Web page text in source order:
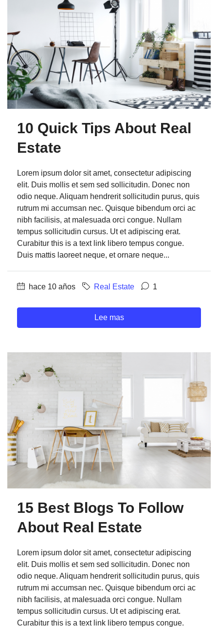
10 Quick Tips About Real
Estate
Lorem ipsum dolor sit amet, consectetur adipiscing
elit. Duis mollis et sem sed sollicitudin. Donec non
odio neque. Aliquam hendrerit sollicitudin purus, quis
rutrum mi accumsan nec. Quisque bibendum orci ac
nibh facilisis, at malesuada orci congue. Nullam
tempus sollicitudin cursus. Ut et adipiscing erat.
Curabitur this is a text link libero tempus congue.
Duis mattis laoreet neque, et ornare neque...
hace 10 años Real Estate 1
Lee mas
15 Best Blogs To Follow
About Real Estate
Lorem ipsum dolor sit amet, consectetur adipiscing
elit. Duis mollis et sem sed sollicitudin. Donec non
odio neque. Aliquam hendrerit sollicitudin purus, quis
rutrum mi accumsan nec. Quisque bibendum orci ac
nibh facilisis, at malesuada orci congue. Nullam
tempus sollicitudin cursus. Ut et adipiscing erat.
Curabitur this is a text link libero tempus congue.